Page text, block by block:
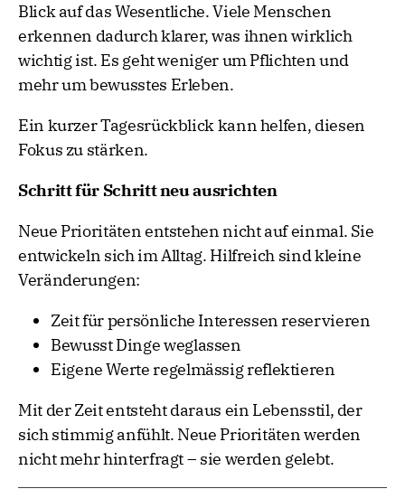
Blick auf das Wesentliche. Viele Menschen
erkennen dadurch klarer, was ihnen wirklich
wichtig ist. Es geht weniger um Pflichten und
mehr um bewusstes Erleben.
Ein kurzer Tagesrückblick kann helfen, diesen
Fokus zu stärken.
Schritt für Schritt neu ausrichten
Neue Prioritäten entstehen nicht auf einmal. Sie
entwickeln sich im Alltag. Hilfreich sind kleine
Veränderungen:
Zeit für persönliche Interessen reservieren
Bewusst Dinge weglassen
Eigene Werte regelmässig reflektieren
Mit der Zeit entsteht daraus ein Lebensstil, der
sich stimmig anfühlt. Neue Prioritäten werden
nicht mehr hinterfragt – sie werden gelebt.